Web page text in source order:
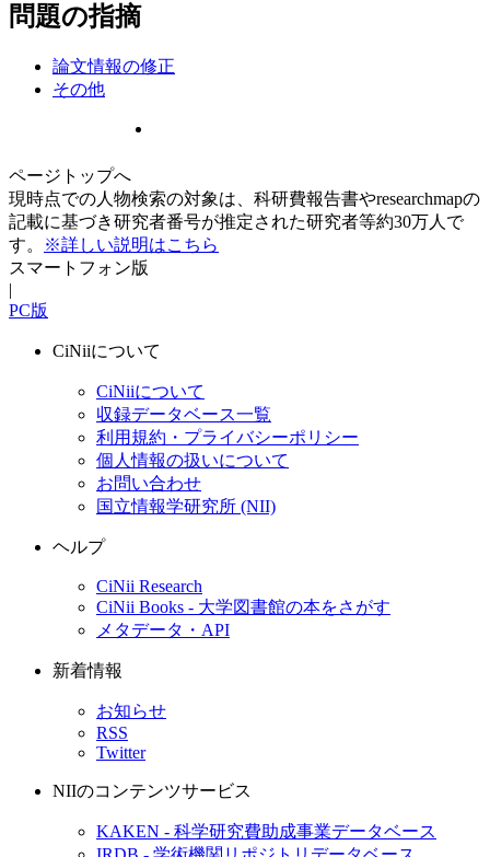
問題の指摘
論文情報の修正
その他
ページトップへ
現時点での人物検索の対象は、科研費報告書やresearchmapの
記載に基づき研究者番号が推定された研究者等約30万人で
す。
※詳しい説明はこちら
スマートフォン版
|
PC版
CiNiiについて
CiNiiについて
収録データベース一覧
利用規約・プライバシーポリシー
個人情報の扱いについて
お問い合わせ
国立情報学研究所 (NII)
ヘルプ
CiNii Research
CiNii Books - 大学図書館の本をさがす
メタデータ・API
新着情報
お知らせ
RSS
Twitter
NIIのコンテンツサービス
KAKEN - 科学研究費助成事業データベース